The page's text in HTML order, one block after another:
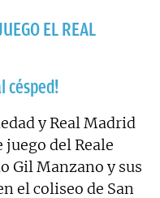
EL REAL
césped!
y Real Madrid
del Reale
Gil Manzano y sus
el coliseo de San